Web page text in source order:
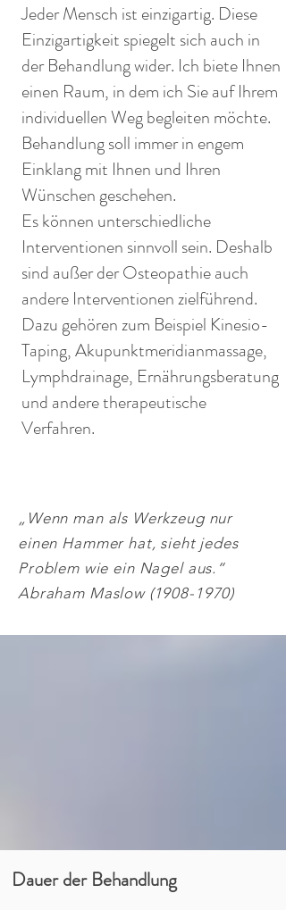
Jeder Mensch ist einzigartig. Diese
Einzigartigkeit spiegelt sich auch in
der Behandlung wider. Ich biete Ihnen
einen Raum, in dem ich Sie auf Ihrem
individuellen Weg begleiten möchte.
Behandlung soll immer in engem
Einklang mit Ihnen und Ihren
Wünschen geschehen.
Es können unterschiedliche
Interventionen sinnvoll sein. Deshalb
sind außer der Osteopathie auch
andere Interventionen zielführend.
Dazu gehören zum Beispiel Kinesio-
Taping, Akupunktmeridianmassage,
Lymphdrainage, Ernährungsberatung
und andere therapeutische
Verfahren.
„Wenn man als Werkzeug nur
einen Hammer hat, sieht jedes
Problem wie ein Nagel aus.“
Abraham Maslow (1908-1970)
Dauer der Behandlung